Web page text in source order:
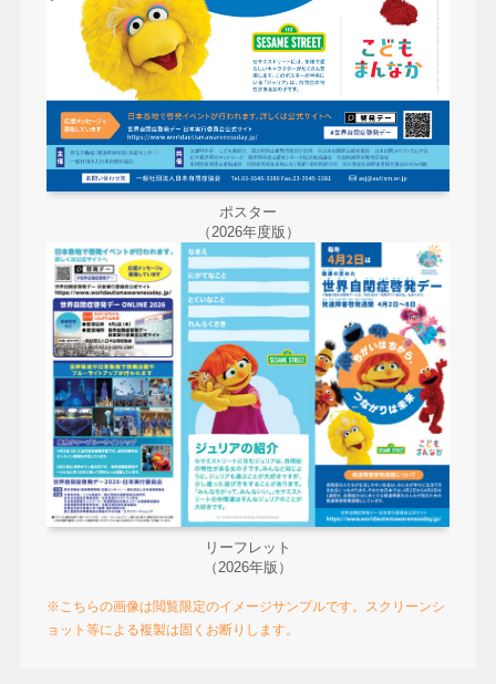
ポスター
（2026年度版）
リーフレット
（2026年版）
※こちらの画像は閲覧限定のイメージサンプルです。スクリーンシ
ョット等による複製は固くお断りします。